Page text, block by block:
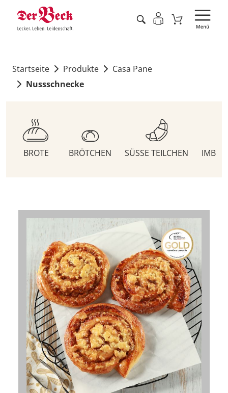
Startseite Produkte
Casa Pane
Nussschnecke
BROTE BRÖTCHEN SÜSSE TEILCHEN